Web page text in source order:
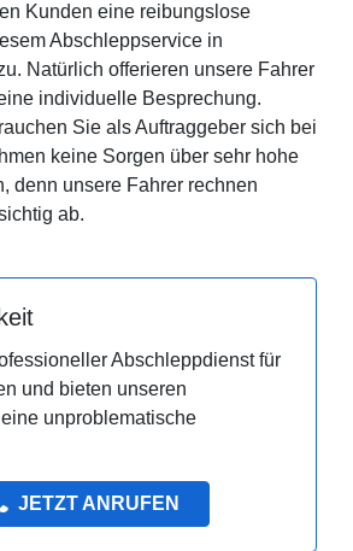
Kunden eine reibungslose
Abschleppservice in
Natürlich offerieren unsere Fahrer
individuelle Besprechung.
Sie als Auftraggeber sich bei
keine Sorgen über sehr hohe
denn unsere Fahrer rechnen
ab.
Abschleppdienst für
und bieten unseren
unproblematische
JETZT ANRUFEN